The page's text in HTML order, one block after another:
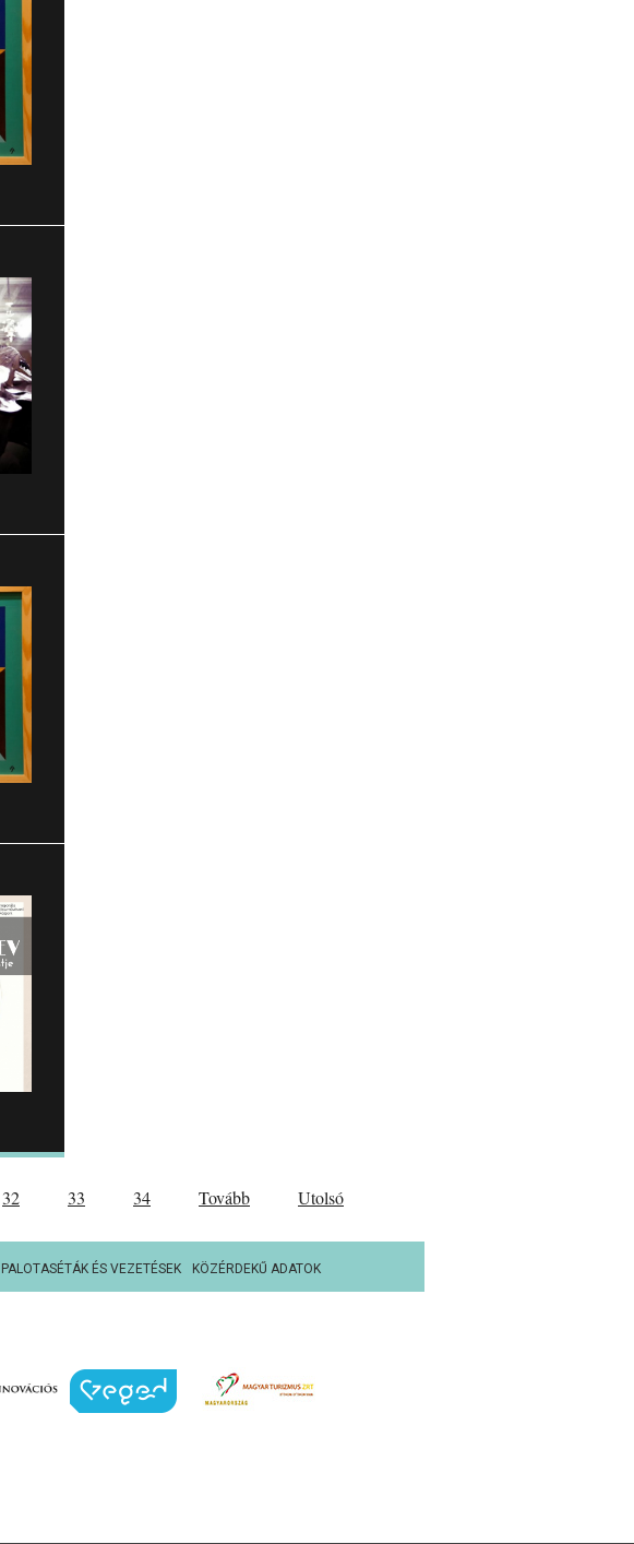
32 33 34 Tovább Utolsó
PALOTASÉTÁK ÉS VEZETÉSEK KÖZÉRDEKŰ ADATOK